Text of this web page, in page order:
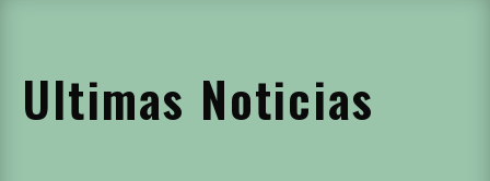
Ultimas Noticias